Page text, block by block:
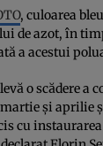
, culoarea
de azot, în
a acestui
o scădere a
și aprilie
cu